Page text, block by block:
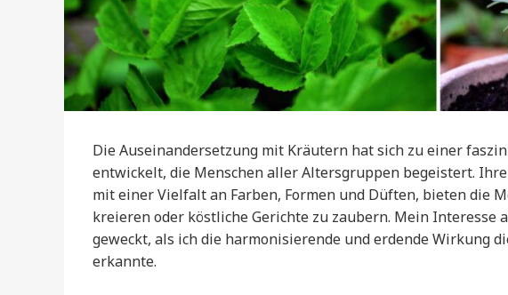
Die Auseinandersetzung mit Kräutern hat sich zu einer
entwickelt, die Menschen aller Altersgruppen begeistert.
mit einer Vielfalt an Farben, Formen und Düften, bieten die
kreieren oder köstliche Gerichte zu zaubern. Mein Interesse
geweckt, als ich die harmonisierende und erdende Wirkung
erkannte.